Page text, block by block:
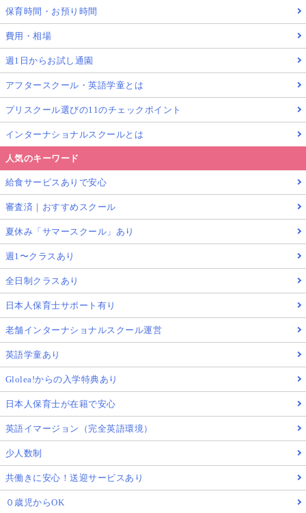
保育時間・お預り時間
費用・相場
週1日からお試し通園
アフタースクール・英語学童とは
プリスクール選びの11のチェックポイント
インターナショナルスクールとは
人気のキーワード
給食サービスありで安心
審査済｜おすすめスクール
夏休み「サマースクール」あり
週1〜クラスあり
全日制クラスあり
日本人保育士サポート有り
老舗インターナショナルスクール運営
英語学童あり
Glolea!からの入学特典あり
日本人保育士が在籍で安心
英語イマージョン（完全英語環境）
少人数制
共働きに安心！送迎サービスあり
０歳児からOK